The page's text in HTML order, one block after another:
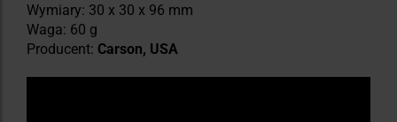
Wymiary: 30 x 30 x 96 mm
Waga: 60 g
Producent: Carson, USA